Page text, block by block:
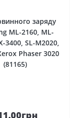
заряду
ML-2160, ML-
3400, SL-M2020,
Phaser 3020
(81165)